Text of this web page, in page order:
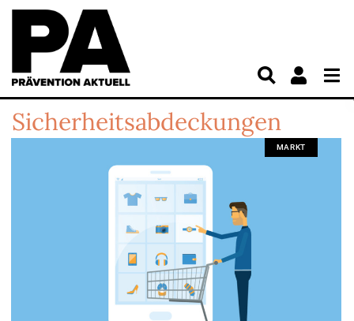
Sicherheitsabdeckungen
MARKT